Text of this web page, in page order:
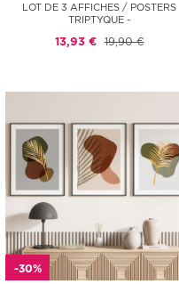
LOT DE 3 AFFICHES / POSTERS
TRIPTYQUE -
13,93 € 19,90 €
-30%